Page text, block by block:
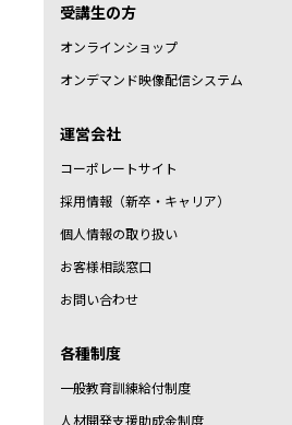
受講生の方
オンラインショップ
オンデマンド映像配信システム
運営会社
コーポレートサイト
採用情報（新卒・キャリア）
個人情報の取り扱い
お客様相談窓口
お問い合わせ
各種制度
一般教育訓練給付制度
人材開発支援助成金制度